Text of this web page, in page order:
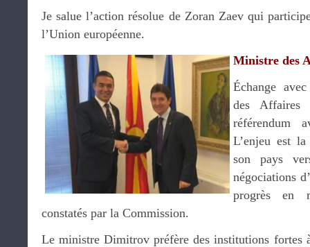
Je salue l’action résolue de Zoran Zaev qui
l’Union européenne.
Ministre des
Échange
des Affaires
référendum
L’enjeu est
son pays
négociations
progrès en
constatés par la Commission.
Le ministre Dimitrov préfère des institutions fortes